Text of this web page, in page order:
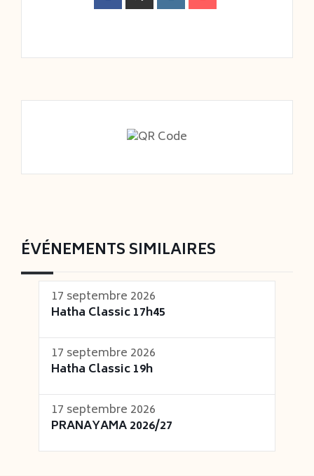
ÉVÉNEMENTS SIMILAIRES
17 septembre 2026
Hatha Classic 17h45
17 septembre 2026
Hatha Classic 19h
17 septembre 2026
PRANAYAMA 2026/27